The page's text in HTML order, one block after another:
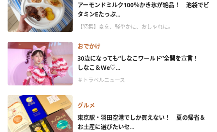
アーモンドミルク100％かき氷が絶品！ 池袋でビ
タミンEたっぷ...
【特集】夏を、軽やかに、おしゃれに。
おでかけ
30歳になっても“しなこワールド”全開を宣言！
しなこ＆We♡...
＃トラベルニュース
グルメ
東京駅・羽田空港でしか買えない！ 夏の帰省＆
お土産に選びたいセ...